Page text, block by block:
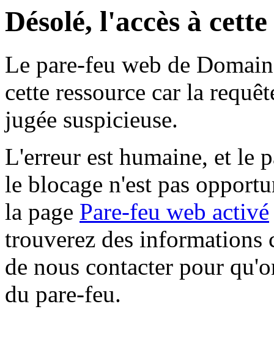
Désolé, l'accès à
Le pare-feu web de
cette ressource car la
jugée suspicieuse.
L'erreur est humaine, et le
le blocage n'est pas
la page Pare-feu web activé
trouverez des informations
de nous contacter pour
du pare-feu.